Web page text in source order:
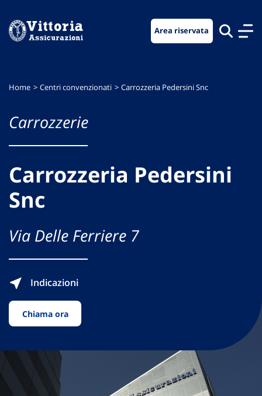
menu
contenuto
footer
Area riservata
Home Centri convenzionati Carrozzeria Pedersini Snc
Carrozzerie
Carrozzeria Pedersini
Snc
Via Delle Ferriere 7
Indicazioni
Chiama ora